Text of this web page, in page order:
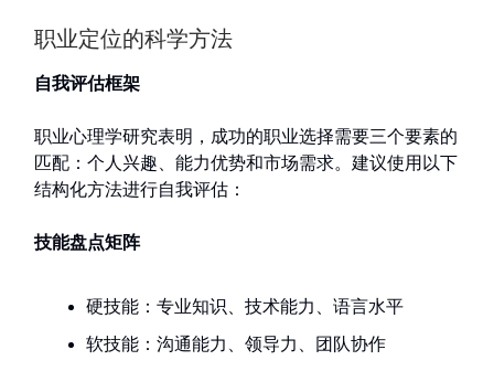
职业定位的科学方法
自我评估框架
职业心理学研究表明，成功的职业选择需要三个要素的
匹配：个人兴趣、能力优势和市场需求。建议使用以下
结构化方法进行自我评估：
技能盘点矩阵
硬技能：专业知识、技术能力、语言水平
软技能：沟通能力、领导力、团队协作